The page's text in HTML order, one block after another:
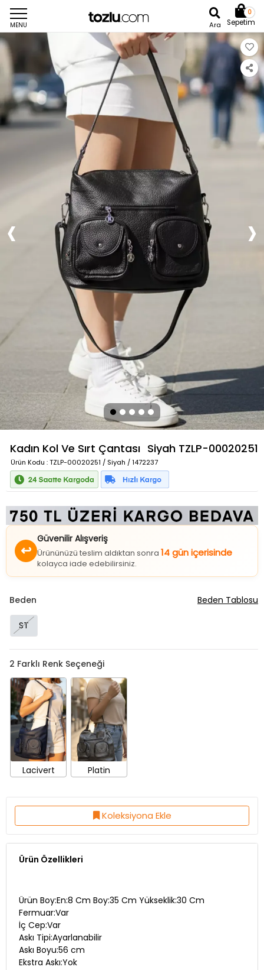
MENU Ara
0
Sepetim
Kadın Kol Ve Sırt Çantası Siyah TZLP-00020251
Ürün Kodu : TZLP-00020251 / Siyah / 1472237
↩
Güvenilir Alışveriş
Ürününüzü teslim aldıktan sonra 14 gün içerisinde
kolayca iade edebilirsiniz.
Beden
ST
Beden Tablosu
2 Farklı Renk Seçeneği
Lacivert Platin
Koleksiyona Ekle
Ürün Özellikleri
Ürün Boy:En:8 Cm Boy:35 Cm Yükseklik:30 Cm
Fermuar:Var
İç Cep:Var
Askı Tipi:Ayarlanabilir
Askı Boyu:56 cm
Ekstra Askı:Yok